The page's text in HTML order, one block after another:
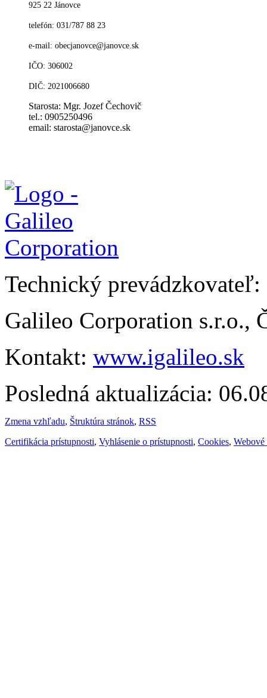
925 22 Jánovce
telefón: 031/787 88 23
e-mail: obecjanovce@janovce.sk
IČO: 306002
DIČ: 2021006680
Starosta: Mgr. Jozef Čechovič
tel.: 0905250496
email: starosta@janovce.sk
Technický prevádzkovateľ:
Galileo Corporation s.r.o.,
Kontakt: www.igalileo.sk
Posledná aktualizácia:
Zmena vzhľadu, Štruktúra stránok, RSS
Certifikácia prístupnosti, Vyhlásenie o prístupnosti, Cookies, Webové